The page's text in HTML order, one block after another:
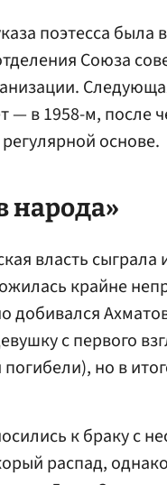
поэтесса была
Союза
— в 1958-м, после
основе.
народа»
власть
крайне
добивался
с первого
но в
к браку с
распад,